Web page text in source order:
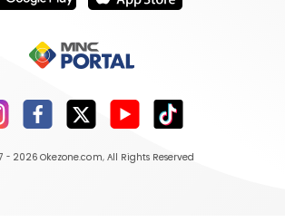
- 2026 Okezone.com, All Rights Reserved